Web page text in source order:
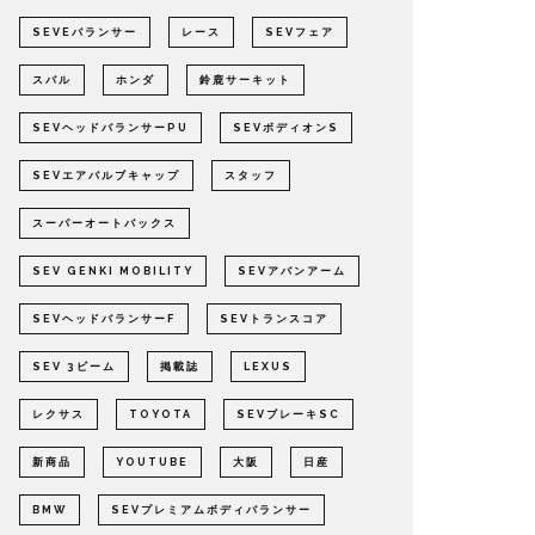
SEVEバランサー レース SEVフェア
スバル ホンダ 鈴鹿サーキット
SEVヘッドバランサーPU SEVボディオンS
SEVエアバルブキャップ スタッフ
スーパーオートバックス
SEV GENKI MOBILITY SEVアバンアーム
SEVヘッドバランサーF SEVトランスコア
SEV 3ビーム 掲載誌 LEXUS
レクサス TOYOTA SEVブレーキSC
新商品 YOUTUBE 大阪 日産
BMW SEVプレミアムボディバランサー